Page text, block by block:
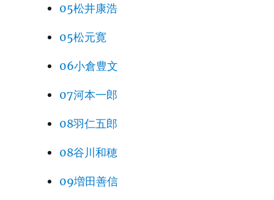
05松井康浩
05松元寛
06小倉豊文
07河本一郎
08羽仁五郎
08谷川和穂
09増田善信